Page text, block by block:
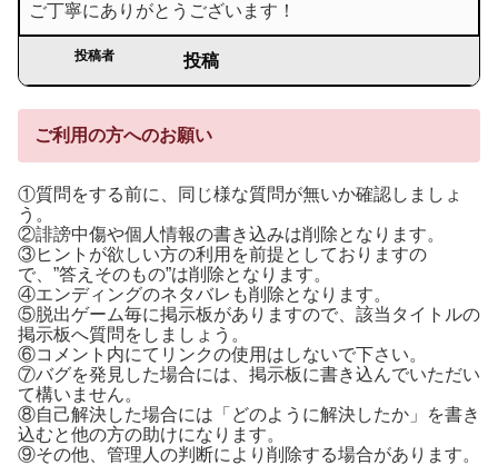
ご丁寧にありがとうございます！
投稿者 投稿
ご利用の方へのお願い
①質問をする前に、同じ様な質問が無いか確認しましょ
う。
②誹謗中傷や個人情報の書き込みは削除となります。
③ヒントが欲しい方の利用を前提としておりますの
で、”答えそのもの”は削除となります。
④エンディングのネタバレも削除となります。
⑤脱出ゲーム毎に掲示板がありますので、該当タイトルの
掲示板へ質問をしましょう。
⑥コメント内にてリンクの使用はしないで下さい。
⑦バグを発見した場合には、掲示板に書き込んでいただい
て構いません。
⑧自己解決した場合には「どのように解決したか」を書き
込むと他の方の助けになります。
⑨その他、管理人の判断により削除する場合があります。